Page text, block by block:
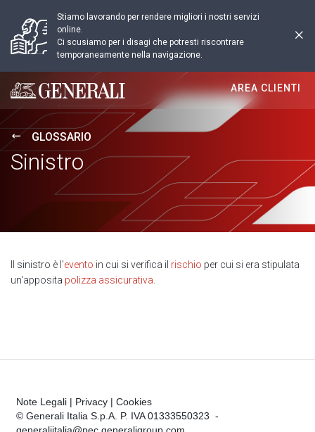
Stiamo lavorando per rendere migliori i nostri servizi
online.
Ci scusiamo per i disagi che potresti riscontrare
temporaneamente nella navigazione.
Generali logo
AREA CLIENTI
GLOSSARIO
Sinistro
Il sinistro è l'evento in cui si verifica il rischio per cui si era stipulata
un'apposita polizza assicurativa
Note Legali | Privacy | Cookies
© Generali Italia S.p.A. P. IVA 01333550323 -